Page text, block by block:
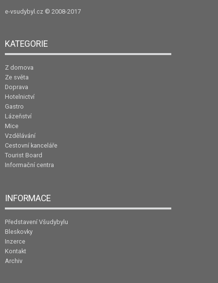
e-vsudybyl.cz © 2008-2017
KATEGORIE
Z domova
Ze světa
Doprava
Hotelnictví
Gastro
Lázeňství
Mice
Vzdělávání
Cestovní kanceláře
Tourist Board
Informační centra
INFORMACE
Představení Všudybylu
Bleskovky
Inzerce
Kontakt
Archiv